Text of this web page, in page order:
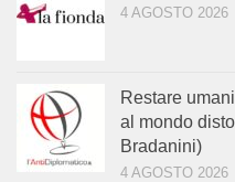
4 AGOSTO 2026
Restare
al mondo
Bradanini)
4 AGOSTO 2026